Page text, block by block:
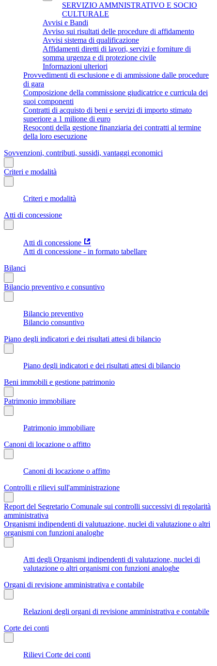
SERVIZIO AMMNISTRATIVO E SOCIO
CULTURALE
Avvisi e Bandi
Avviso sui risultati delle procedure di affidamento
Avvisi sistema di qualificazione
Affidamenti diretti di lavori, servizi e forniture di
somma urgenza e di protezione civile
Informazioni ulteriori
Provvedimenti di esclusione e di ammissione dalle procedure
di gara
Composizione della commissione giudicatrice e curricula dei
suoi componenti
Contratti di acquisto di beni e servizi di importo stimato
superiore a 1 milione di euro
Resoconti della gestione finanziaria dei contratti al termine
della loro esecuzione
Sovvenzioni, contributi, sussidi, vantaggi economici
Criteri e modalità
Criteri e modalità
Atti di concessione
Atti di concessione
Atti di concessione - in formato tabellare
Bilanci
Bilancio preventivo e consuntivo
Bilancio preventivo
Bilancio consuntivo
Piano degli indicatori e dei risultati attesi di bilancio
Piano degli indicatori e dei risultati attesi di bilancio
Beni immobili e gestione patrimonio
Patrimonio immobiliare
Patrimonio immobiliare
Canoni di locazione o affitto
Canoni di locazione o affitto
Controlli e rilievi sull'amministrazione
Report del Segretario Comunale sui controlli successivi di regolarità
amministrativa
Organismi indipendenti di valutuazione, nuclei di valutazione o altri
organismi con funzioni analoghe
Atti degli Organismi indipendenti di valutazione, nuclei di
valutazione o altri organismi con funzioni analoghe
Organi di revisione amministrativa e contabile
Relazioni degli organi di revisione amministrativa e contabile
Corte dei conti
Rilievi Corte dei conti